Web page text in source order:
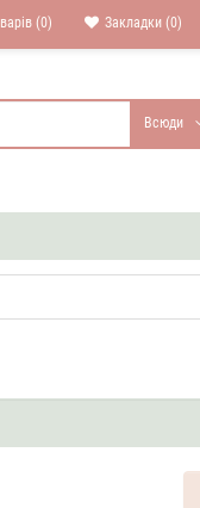
Закладки (0)
(0)
Всюди